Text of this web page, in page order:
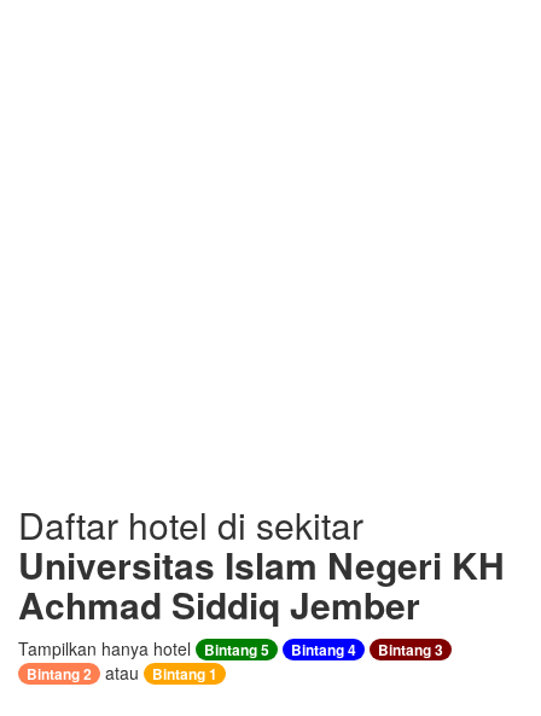
Daftar hotel di sekitar
Universitas Islam Negeri KH
Achmad Siddiq Jember
Tampilkan hanya hotel Bintang 5 Bintang 4
Bintang 3
Bintang 2
atau Bintang 1